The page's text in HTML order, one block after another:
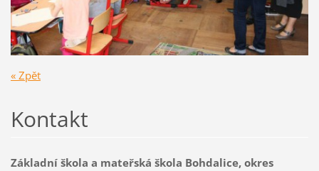
« Zpět
Kontakt
Základní škola a mateřská škola Bohdalice, okres